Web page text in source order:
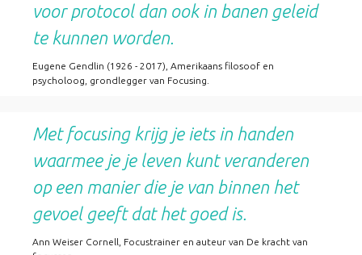
voor protocol dan ook in banen geleid
te kunnen worden.
Eugene Gendlin (1926 - 2017), Amerikaans filosoof en
psycholoog, grondlegger van Focusing.
Met focusing krijg je iets in handen
waarmee je je leven kunt veranderen
op een manier die je van binnen het
gevoel geeft dat het goed is.
Ann Weiser Cornell, Focustrainer en auteur van De kracht van